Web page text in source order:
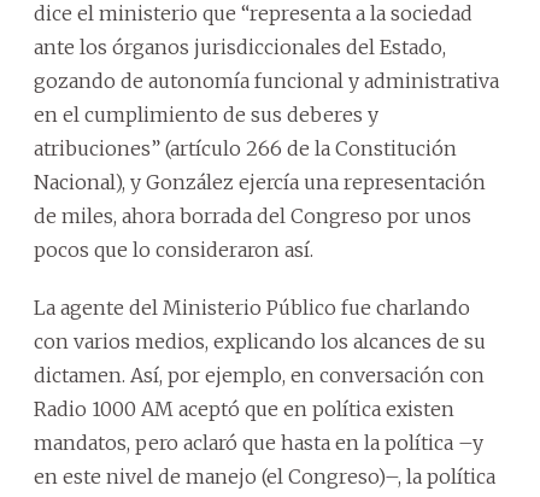
dice el ministerio que “representa a la sociedad
ante los órganos jurisdiccionales del Estado,
gozando de autonomía funcional y administrativa
en el cumplimiento de sus deberes y
atribuciones” (artículo 266 de la Constitución
Nacional), y González ejercía una representación
de miles, ahora borrada del Congreso por unos
pocos que lo consideraron así.
La agente del Ministerio Público fue charlando
con varios medios, explicando los alcances de su
dictamen. Así, por ejemplo, en conversación con
Radio 1000 AM aceptó que en política existen
mandatos, pero aclaró que hasta en la política –y
en este nivel de manejo (el Congreso)–, la política